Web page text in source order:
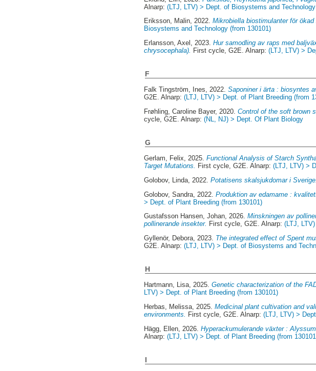
Alnarp:(LTJ, LTV) > Dept. of Biosystems and
Eriksson, Malin, 2022.Mikrobiella biostimulanter för
Biosystems and Technology (from 130101)
Erlansson, Axel , 2023.Hur samodling av raps med
chrysocephala). First cycle, G2E. Alnarp:(LTJ, LTV) >
F
Falk Tingström, Ines, 2022.Saponiner i ärta : biosyntes
G2E. Alnarp:(LTJ, LTV) > Dept. of Plant Breeding (from
Frøhling, Caroline Bayer, 2020.Control of the soft brown
cycle, G2E. Alnarp:(NL, NJ) > Dept. Of Plant Biology
G
Gerlam, Felix, 2025.Functional Analysis of Starch
Target Mutations. First cycle, G2E. Alnarp:(LTJ, LTV) >
Golobov, Linda , 2022.Potatisens skalsjukdomar i Sverige.
Golobov, Sandra , 2022.Produktion av edamame :
> Dept. of Plant Breeding (from 130101)
Gustafsson Hansen, Johan, 2026.Minskningen av
pollinerande insekter. First cycle, G2E. Alnarp:(LTJ,
Gyllenör, Debora, 2023. The integrated effect of Spent
G2E. Alnarp:(LTJ, LTV) > Dept. of Biosystems and
H
Hartmann, Lisa, 2025.Genetic characterization of the
LTV) > Dept. of Plant Breeding (from 130101)
Herbas, Melissa, 2025.Medicinal plant cultivation and
environments. First cycle, G2E. Alnarp:(LTJ, LTV) >
Hägg, Ellen , 2026.Hyperackumulerande växter :
Alnarp:(LTJ, LTV) > Dept. of Plant Breeding (from
I